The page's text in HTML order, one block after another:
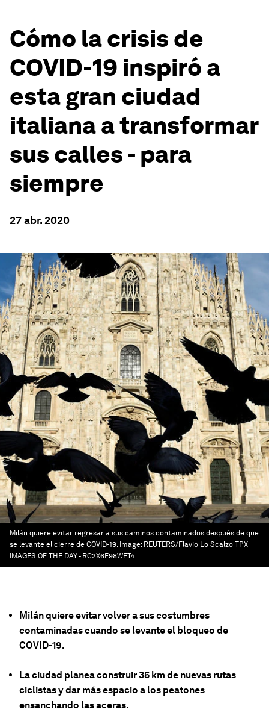
Cómo la crisis de
COVID-19 inspiró a
esta gran ciudad
italiana a transformar
sus calles - para
siempre
27 abr. 2020
Milán quiere evitar regresar a sus caminos contaminados después de que
se levante el cierre de COVID-19. Image: REUTERS/Flavio Lo Scalzo TPX
IMAGES OF THE DAY - RC2X6F98WFT4
Milán quiere evitar volver a sus costumbres
contaminadas cuando se levante el bloqueo de
COVID-19.
La ciudad planea construir 35 km de nuevas rutas
ciclistas y dar más espacio a los peatones
ensanchando las aceras.